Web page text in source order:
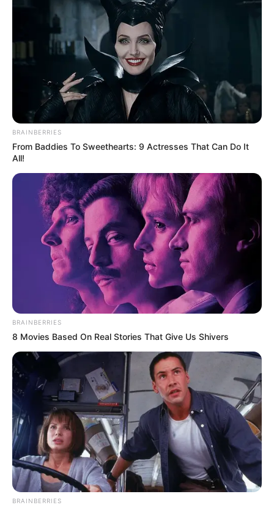
BRAINBERRIES
From Baddies To Sweethearts: 9 Actresses That Can Do It
All!
BRAINBERRIES
8 Movies Based On Real Stories That Give Us Shivers
BRAINBERRIES